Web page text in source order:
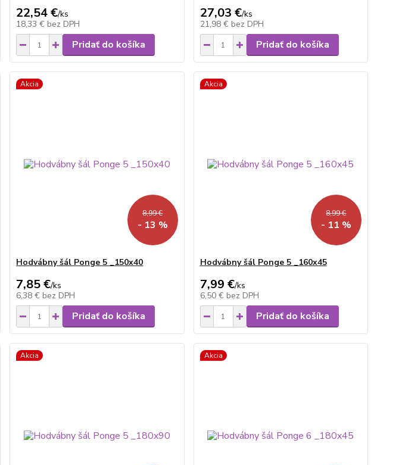
22,54 €/ks
18,33 € bez DPH
Pridať do košíka
27,03 €/ks
21,98 € bez DPH
Pridať do košíka
Akcia
8,99 €
- 13 %
Hodvábny šál Ponge 5 _150x40
7,85 €/ks
6,38 € bez DPH
Pridať do košíka
Akcia
8,99 €
- 11 %
Hodvábny šál Ponge 5 _160x45
7,99 €/ks
6,50 € bez DPH
Pridať do košíka
Akcia Akcia